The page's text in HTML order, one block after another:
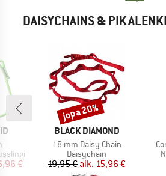
DAISYCHAINS &
hinta
€
MERKKI
BLACK DIAMOND
Tuote
18 mm Daisy Chain
Tuoteryhmä
Daisychain
Hinta
19,95 € Alennettu hinta
alk. 15,96 €
Alennus
jopa 20%